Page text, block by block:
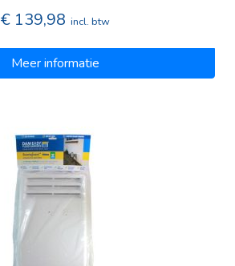
€ 139,98 incl. btw
Meer informatie